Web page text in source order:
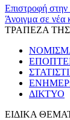
Επιστροφή στην
Άνοιγμα σε νέα
ΤΡΑΠΕΖΑ
ΔΙΚΤΥΟ
ΕΙΔΙΚΑ